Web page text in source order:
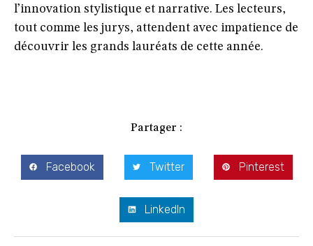
l’innovation stylistique et narrative. Les lecteurs,
tout comme les jurys, attendent avec impatience de
découvrir les grands lauréats de cette année.
Partager :
Facebook Twitter Pinterest
LinkedIn